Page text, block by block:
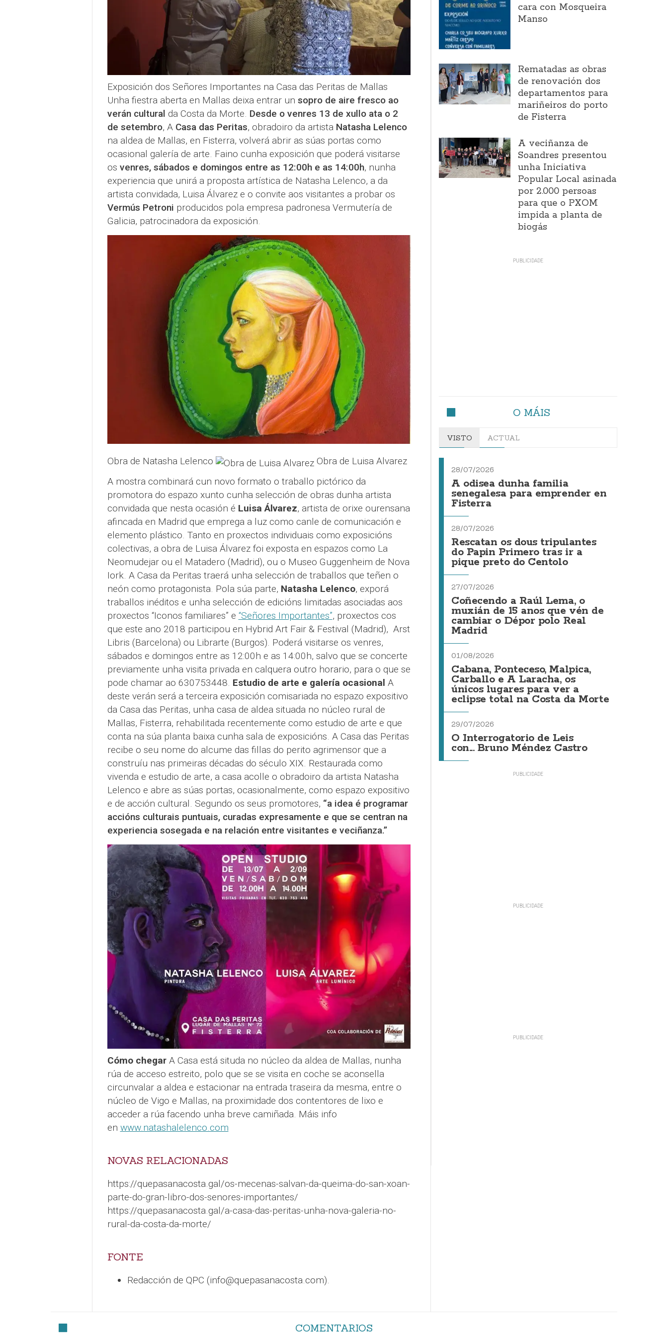
Exposición dos Señores Importantes na Casa das Peritas de Mallas
Unha fiestra aberta en Mallas deixa entrar un sopro de aire fresco ao
verán cultural da Costa da Morte. Desde o venres 13 de xullo ata o 2
de setembro, A Casa das Peritas, obradoiro da artista Natasha Lelenco
na aldea de Mallas, en Fisterra, volverá abrir as súas portas como
ocasional galería de arte. Faino cunha exposición que poderá visitarse
os venres, sábados e domingos entre as 12:00h e as 14:00h, nunha
experiencia que unirá a proposta artística de Natasha Lelenco, a da
artista convidada, Luisa Álvarez e o convite aos visitantes a probar os
Vermús Petroni producidos pola empresa padronesa Vermutería de
Galicia, patrocinadora da exposición.
Obra de Natasha Lelenco
Obra de Luisa Alvarez
A mostra combinará cun novo formato o traballo pictórico da
promotora do espazo xunto cunha selección de obras dunha artista
convidada que nesta ocasión é Luisa Álvarez, artista de orixe ourensana
afincada en Madrid que emprega a luz como canle de comunicación e
elemento plástico. Tanto en proxectos individuais como exposicións
colectivas, a obra de Luisa Álvarez foi exposta en espazos como La
Neomudejar ou el Matadero (Madrid), ou o Museo Guggenheim de Nova
Iork. A Casa da Peritas traerá unha selección de traballos que teñen o
neón como protagonista. Pola súa parte, Natasha Lelenco, exporá
traballos inéditos e unha selección de edicións limitadas asociadas aos
proxectos “Iconos familiares” e “Señores Importantes”, proxectos cos
que este ano 2018 participou en Hybrid Art Fair & Festival (Madrid), Arst
Libris (Barcelona) ou Librarte (Burgos). Poderá visitarse os venres,
sábados e domingos entre as 12:00h e as 14:00h, salvo que se concerte
previamente unha visita privada en calquera outro horario, para o que se
pode chamar ao 630753448. Estudio de arte e galería ocasional A
deste verán será a terceira exposición comisariada no espazo expositivo
da Casa das Peritas, unha casa de aldea situada no núcleo rural de
Mallas, Fisterra, rehabilitada recentemente como estudio de arte e que
conta na súa planta baixa cunha sala de exposicións. A Casa das Peritas
recibe o seu nome do alcume das fillas do perito agrimensor que a
construíu nas primeiras décadas do século XIX. Restaurada como
vivenda e estudio de arte, a casa acolle o obradoiro da artista Natasha
Lelenco e abre as súas portas, ocasionalmente, como espazo expositivo
e de acción cultural. Segundo os seus promotores, “a idea é programar
accións culturais puntuais, curadas expresamente e que se centran na
experiencia sosegada e na relación entre visitantes e veciñanza.”
Cómo chegar A Casa está situda no núcleo da aldea de Mallas, nunha
rúa de acceso estreito, polo que se se visita en coche se aconsella
circunvalar a aldea e estacionar na entrada traseira da mesma, entre o
núcleo de Vigo e Mallas, na proximidade dos contentores de lixo e
acceder a rúa facendo unha breve camiñada. Máis info
en www.natashalelenco.com
NOVAS RELACIONADAS
https://quepasanacosta.gal/os-mecenas-salvan-da-queima-do-san-xoan-
parte-do-gran-libro-dos-senores-importantes/
https://quepasanacosta.gal/a-casa-das-peritas-unha-nova-galeria-no-
rural-da-costa-da-morte/
FONTE
Redacción de QPC (info@quepasanacosta.com).
cara con Mosqueira
Manso
Rematadas as obras
de renovación dos
departamentos para
mariñeiros do porto
de Fisterra
A veciñanza de
Soandres presentou
unha Iniciativa
Popular Local asinada
por 2.000 persoas
para que o PXOM
impida a planta de
biogás
O MÁIS
VISTO ACTUAL
28/07/2026
A odisea dunha familia
senegalesa para emprender en
Fisterra
28/07/2026
Rescatan os dous tripulantes
do Papin Primero tras ir a
pique preto do Centolo
27/07/2026
Coñecendo a Raúl Lema, o
muxián de 15 anos que vén de
cambiar o Dépor polo Real
Madrid
01/08/2026
Cabana, Ponteceso, Malpica,
Carballo e A Laracha, os
únicos lugares para ver a
eclipse total na Costa da Morte
29/07/2026
O Interrogatorio de Leis
con... Bruno Méndez Castro
COMENTARIOS